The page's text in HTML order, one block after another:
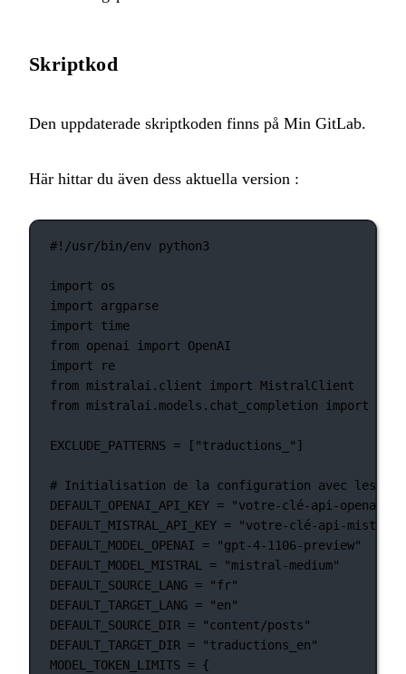
Skriptkod
Den uppdaterade skriptkoden finns på Min GitLab.
Här hittar du även dess aktuella version :
#!/usr/bin/env python3
import os
import argparse
import time
from openai import OpenAI
import re
from mistralai.client import MistralClient
from mistralai.models.chat_completion import
EXCLUDE_PATTERNS = [ "traductions_" ]
# Initialisation de la configuration avec les
DEFAULT_OPENAI_API_KEY =
"votre-clé-api-openai-
DEFAULT_MISTRAL_API_KEY =
"votre-clé-api-mistral-
DEFAULT_MODEL_OPENAI =
"gpt-4-1106-preview"
DEFAULT_MODEL_MISTRAL
=
"mistral-medium"
DEFAULT_SOURCE_LANG =
"fr"
DEFAULT_TARGET_LANG =
"en"
DEFAULT_SOURCE_DIR =
"content/posts"
DEFAULT_TARGET_DIR =
"traductions_en"
MODEL_TOKEN_LIMITS = {